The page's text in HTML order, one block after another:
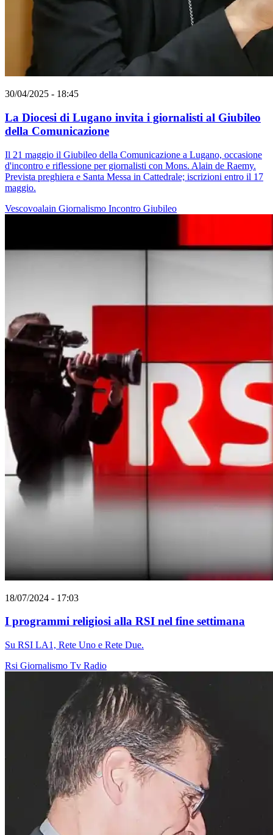
30/04/2025 - 18:45
La Diocesi di Lugano invita i giornalisti al Giubileo
della Comunicazione
Il 21 maggio il Giubileo della Comunicazione a Lugano, occasione
d'incontro e riflessione per giornalisti con Mons. Alain de Raemy.
Prevista preghiera e Santa Messa in Cattedrale; iscrizioni entro il 17
maggio.
Vescovoalain Giornalismo Incontro Giubileo
18/07/2024 - 17:03
I programmi religiosi alla RSI nel fine settimana
Su RSI LA1, Rete Uno e Rete Due.
Rsi Giornalismo Tv Radio